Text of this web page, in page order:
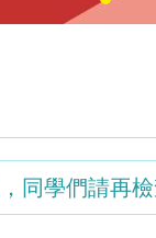
同學們請再